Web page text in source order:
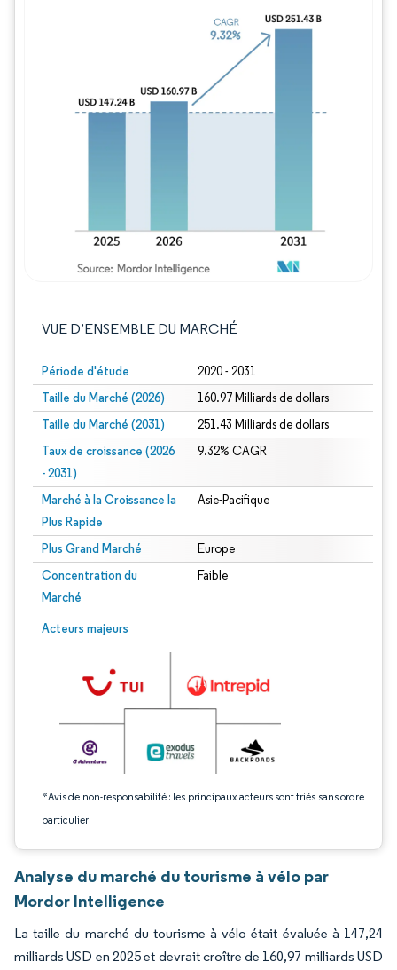
VUE D’ENSEMBLE DU MARCHÉ
Période d'étude 2020 - 2031
Taille du Marché (2026) 160.97 Milliards de dollars
Taille du Marché (2031) 251.43 Milliards de dollars
Taux de croissance (2026
- 2031)
9.32% CAGR
Marché à la Croissance la
Plus Rapide
Asie-Pacifique
Plus Grand Marché Europe
Concentration du
Marché
Faible
Acteurs majeurs
*Avis de non-responsabilité : les principaux acteurs sont triés sans ordre
particulier
Image © Mordor Intelligence. La réutilisation nécessite une attribution sous CC
Analyse du marché du tourisme à vélo par
Mordor Intelligence
La taille du marché du tourisme à vélo était évaluée à 147,24
milliards USD en 2025 et devrait croître de 160,97 milliards USD